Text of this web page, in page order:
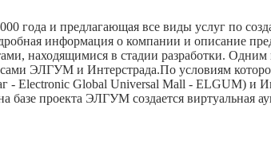
года и предлагающая все виды услуг по
информация о компании и описание
находящимися в стадии разработки. Одним
ЭЛГУМ и Интерстрада.По условиям
Electronic Global Universal Mall - ELGUM) и
проекта ЭЛГУМ создается виртуальная